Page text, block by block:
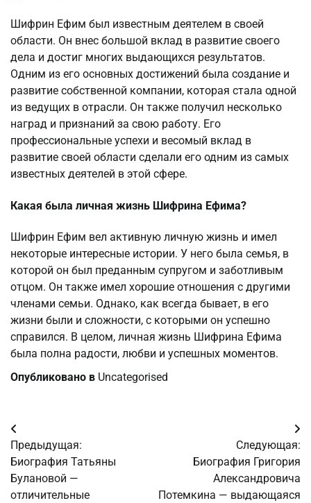
Шифрин Ефим был известным деятелем в своей
области. Он внес большой вклад в развитие своего
дела и достиг многих выдающихся результатов.
Одним из его основных достижений была создание и
развитие собственной компании, которая стала одной
из ведущих в отрасли. Он также получил несколько
наград и признаний за свою работу. Его
профессиональные успехи и весомый вклад в
развитие своей области сделали его одним из самых
известных деятелей в этой сфере.
Какая была личная жизнь Шифрина Ефима?
Шифрин Ефим вел активную личную жизнь и имел
некоторые интересные истории. У него была семья, в
которой он был преданным супругом и заботливым
отцом. Он также имел хорошие отношения с другими
членами семьи. Однако, как всегда бывает, в его
жизни были и сложности, с которыми он успешно
справился. В целом, личная жизнь Шифрина Ефима
была полна радости, любви и успешных моментов.
Опубликовано в Uncategorised
Навигация
по
записям
Предыдущая:
Биография Татьяны
Булановой —
отличительные
Следующая:
Биография Григория
Александровича
Потемкина — выдающаяся